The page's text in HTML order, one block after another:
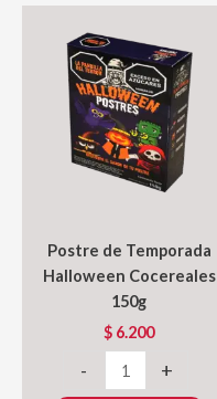
Postre de Temporada
Halloween Cocereales
150g
$ 6.200
- +